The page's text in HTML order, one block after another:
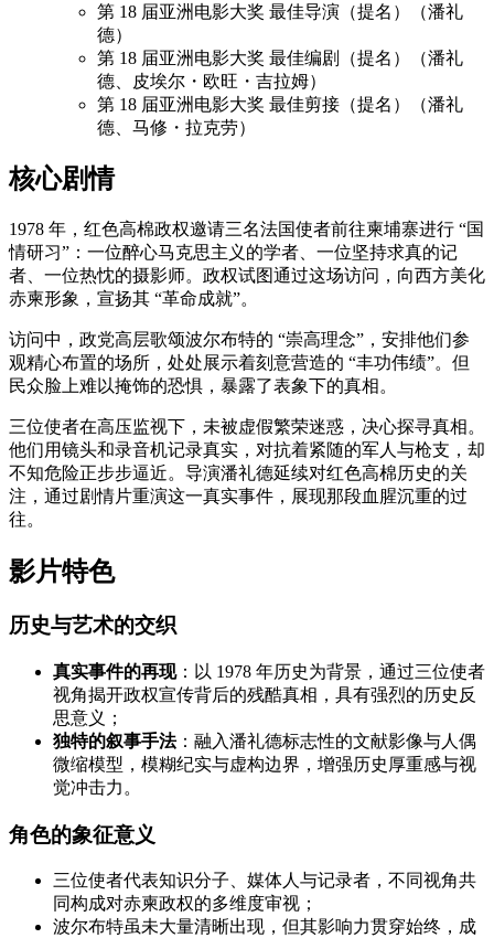
第 18 届亚洲电影大奖 最佳导演（提名）（潘礼
德）
第 18 届亚洲电影大奖 最佳编剧（提名）（潘礼
德、皮埃尔・欧旺・吉拉姆）
第 18 届亚洲电影大奖 最佳剪接（提名）（潘礼
德、马修・拉克劳）
核心剧情
1978 年，红色高棉政权邀请三名法国使者前往柬埔寨进行 “国
情研习”：一位醉心马克思主义的学者、一位坚持求真的记
者、一位热忱的摄影师。政权试图通过这场访问，向西方美化
赤柬形象，宣扬其 “革命成就”。
访问中，政党高层歌颂波尔布特的 “崇高理念”，安排他们参
观精心布置的场所，处处展示着刻意营造的 “丰功伟绩”。但
民众脸上难以掩饰的恐惧，暴露了表象下的真相。
三位使者在高压监视下，未被虚假繁荣迷惑，决心探寻真相。
他们用镜头和录音机记录真实，对抗着紧随的军人与枪支，却
不知危险正步步逼近。导演潘礼德延续对红色高棉历史的关
注，通过剧情片重演这一真实事件，展现那段血腥沉重的过
往。
影片特色
历史与艺术的交织
真实事件的再现：以 1978 年历史为背景，通过三位使者
视角揭开政权宣传背后的残酷真相，具有强烈的历史反
思意义；
独特的叙事手法：融入潘礼德标志性的文献影像与人偶
微缩模型，模糊纪实与虚构边界，增强历史厚重感与视
觉冲击力。
角色的象征意义
三位使者代表知识分子、媒体人与记录者，不同视角共
同构成对赤柬政权的多维度审视；
波尔布特虽未大量清晰出现，但其影响力贯穿始终，成